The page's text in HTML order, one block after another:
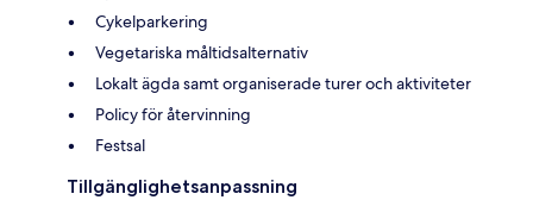
Cykelparkering
Vegetariska måltidsalternativ
Lokalt ägda samt organiserade turer och aktiviteter
Policy för återvinning
Festsal
Tillgänglighetsanpassning